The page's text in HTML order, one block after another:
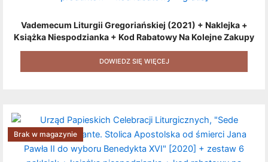
Vademecum Liturgii Gregoriańskiej (2021) + Naklejka +
Książka Niespodzianka + Kod Rabatowy Na Kolejne Zakupy
+ Gratis (książka W Formacie Elektronicznym) [zestaw 3
Produktów + Kod Rabatowy + Gratis]
DOWIEDZ SIĘ WIĘCEJ
Brak w magazynie